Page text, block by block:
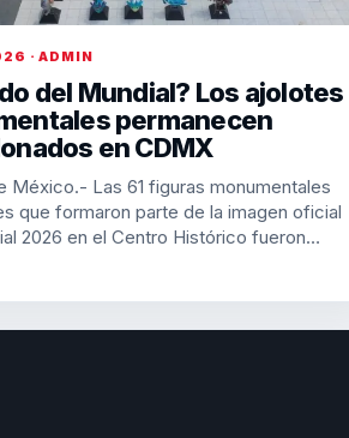
· ADMIN
del Mundial? Los ajolotes
permanecen
en CDMX
México.- Las 61 figuras monumentales
que formaron parte de la imagen oficial
2026 en el Centro Histórico fueron…